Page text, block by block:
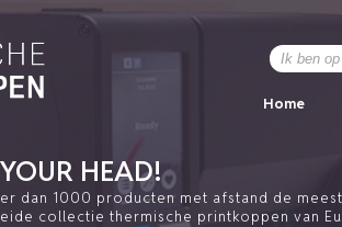
HEAD!
dan 1000 producten met afstand de meest
collectie thermische printkoppen van
Home